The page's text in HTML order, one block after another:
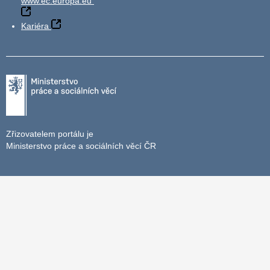
Kariéra
Zřizovatelem portálu je
Ministerstvo práce a sociálních věcí ČR